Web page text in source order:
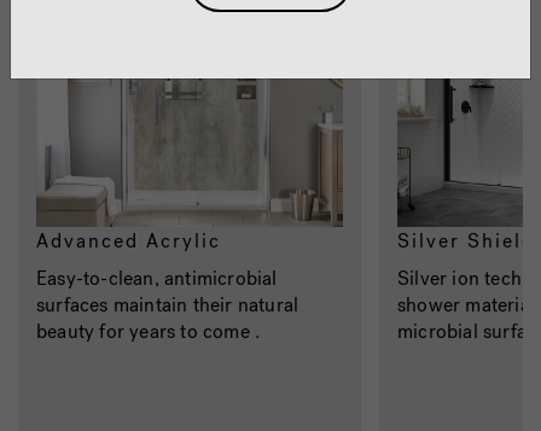
Advanced Acrylic
Easy-to-clean, antimicrobial
surfaces maintain their natural
beauty for years to come .
Silver Shield
Silver ion
shower
microbial